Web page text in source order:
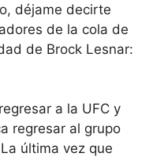
déjame decirte
de la cola de
de Brock Lesnar:
a la UFC y
regresar al grupo
última vez que